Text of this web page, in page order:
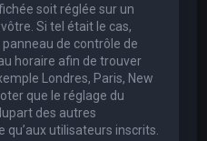
soit réglée sur un
Si tel était le cas,
de contrôle de
horaire afin de trouver
Londres, Paris, New
que le réglage du
des autres
qu’aux utilisateurs inscrits.